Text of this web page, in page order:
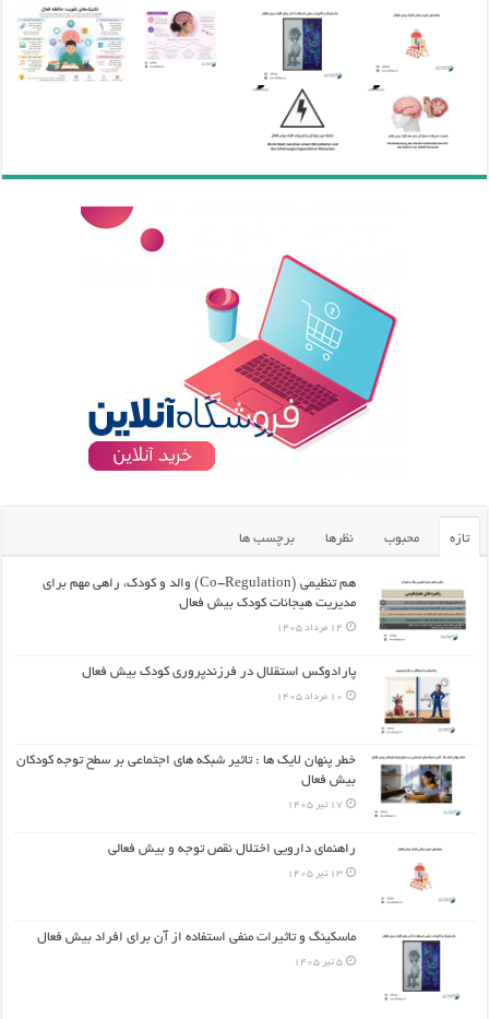
تازه محبوب نظرها برچسب ها
هم تنظیمی (Co-Regulation) والد و کودک، راهی مهم برای
مدیریت هیجانات کودک بیش فعال
14 مرداد 1405
پارادوکس استقلال در فرزندپروری کودک بیش فعال
10 مرداد 1405
خطر پنهان لایک ها : تاثیر شبکه های اجتماعی بر سطح توجه کودکان
بیش فعال
17 تیر 1405
راهنمای دارویی اختلال نقص توجه و بیش فعالی
13 تیر 1405
ماسکینگ و تاثیرات منفی استفاده از آن برای افراد بیش فعال
5 تیر 1405